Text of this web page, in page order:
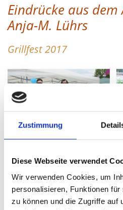
Zustimmung
Diese Webseite verwendet
Wir verwenden Cookies, um
personalisieren, Funktionen
zu können und die Zugriffe auf
Eindrücke aus
Anja-M. Lührs
Grillfest 2017